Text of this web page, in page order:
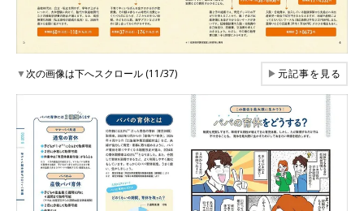
▼次の画像は下へスクロール (11/37) ▶元記事を見る